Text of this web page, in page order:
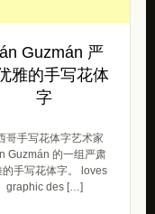
Guzmán 严
雅的手写花体
字
哥手写花体字艺术家
Guzmán 的一组严肃
的手写花体字。 loves
graphic des […]